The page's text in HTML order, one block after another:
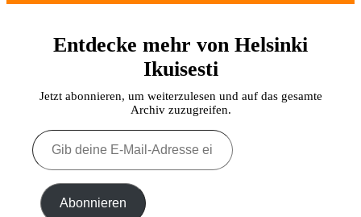
Entdecke mehr von Helsinki
Ikuisesti
Jetzt abonnieren, um weiterzulesen und auf das gesamte
Archiv zuzugreifen.
Gib
deine
E-
Adresse
ein ... Abonnieren